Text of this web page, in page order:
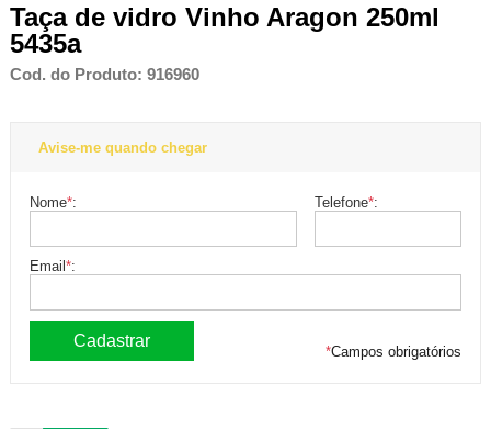
Taça de vidro Vinho Aragon 250ml
5435a
Cod. do Produto: 916960
Avise-me quando chegar
Nome*: Telefone*:
Email*:
*Campos obrigatórios